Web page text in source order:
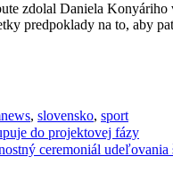
zdolal Daniela
predpoklady na to, aby
, slovensko, sport
do projektovej fázy
ceremoniál udeľovania